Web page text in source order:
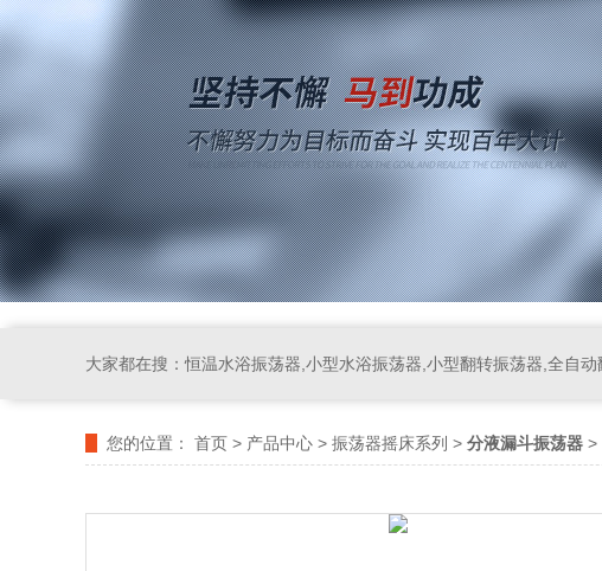
大家都在搜：恒温水浴振荡器,小型水浴振荡器,小型翻转振荡器,全自动
您的位置： 首页 > 产品中心 > 振荡器摇床系列 > 分液漏斗振荡器 >